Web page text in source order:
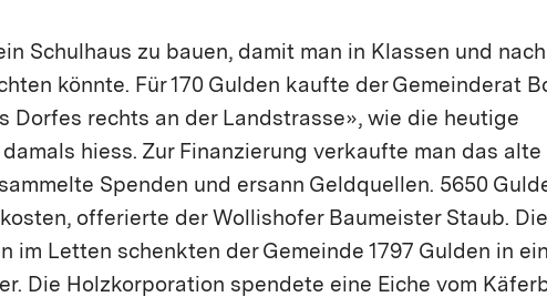
Schulhaus zu bauen, damit man in Klassen und
könnte. Für 170 Gulden kaufte der Gemeinderat
Dorfes rechts an der Landstrasse», wie die heutige
hiess. Zur Finanzierung verkaufte man das alte
Spenden und ersann Geldquellen. 5650
offerierte der Wollishofer Baumeister Staub.
im Letten schenkten der Gemeinde 1797 Gulden in
Die Holzkorporation spendete eine Eiche vom